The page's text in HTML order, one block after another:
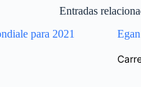
Entradas
para 2021